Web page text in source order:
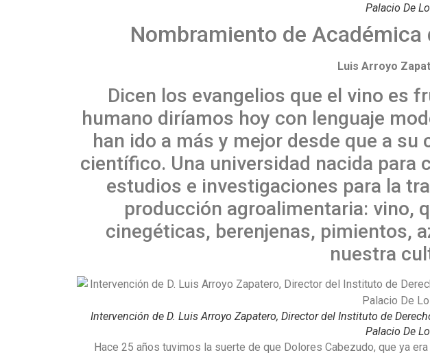
Palacio De
Nombramiento de Académica
Luis Arroyo
Dicen los evangelios que el vino es
humano diríamos hoy con lenguaje
han ido a más y mejor desde que a
científico. Una universidad nacida para
estudios e investigaciones para la
producción agroalimentaria: vino,
cinegéticas, berenjenas, pimientos,
nuestra
Intervención de D. Luis Arroyo Zapatero, Director del Instituto de
Palacio De
Hace 25 años tuvimos la suerte de que Dolores Cabezudo, que ya